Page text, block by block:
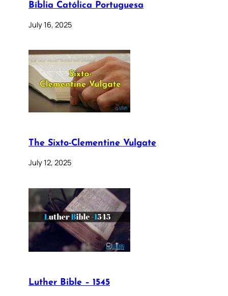
Bíblia Católica Portuguesa
July 16, 2025
The Sixto-Clementine Vulgate
July 12, 2025
Luther Bible – 1545